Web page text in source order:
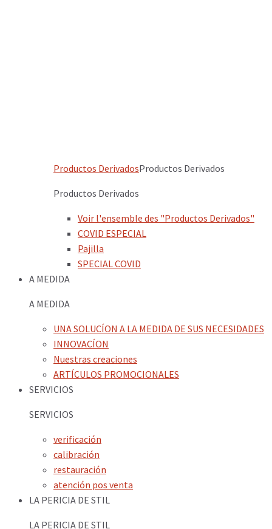
Productos DerivadosProductos Derivados
Productos Derivados
Voir l'ensemble des "Productos Derivados"
COVID ESPECIAL
Pajilla
SPECIAL COVID
A MEDIDA
A MEDIDA
UNA SOLUCÍON A LA MEDIDA DE SUS NECESIDADES
INNOVACÍON
Nuestras creaciones
ARTÍCULOS PROMOCIONALES
SERVICIOS
SERVICIOS
verificación
calibración
restauración
atención pos venta
LA PERICIA DE STIL
LA PERICIA DE STIL